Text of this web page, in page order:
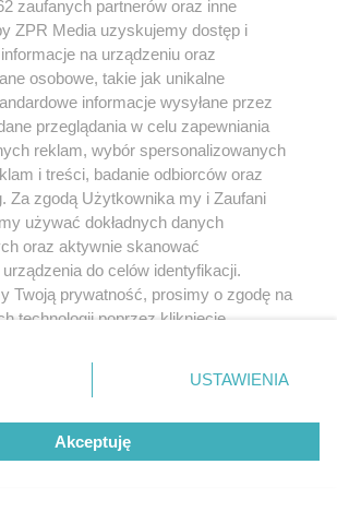
zaufanych partnerów oraz inne
ZPR Media uzyskujemy dostęp i
na urządzeniu oraz
osobowe, takie jak unikalne
informacje wysyłane przez
przeglądania w celu zapewniania
reklam, wybór spersonalizowanych
i treści, badanie odbiorców oraz
Za zgodą Użytkownika my i Zaufani
używać dokładnych danych
oraz aktywnie skanować
do celów identyfikacji.
Twoją prywatność, prosimy o zgodę na
technologii poprzez kliknięcie
klikając przycisk ustawień prywatności
lewym dolnym rogu strony
danych nie wymagają zgody
masz prawo sprzeciwić się takiemu
będą miały zastosowanie tylko
USTAWIENIA
Akceptuję